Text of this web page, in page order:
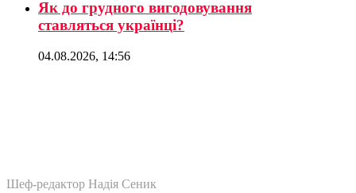
Як до грудного вигодовування
ставляться українці?
04.08.2026, 14:56
Шеф-редактор Надія Сеник